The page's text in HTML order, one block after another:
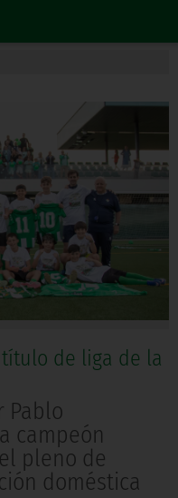
de liga de la
Pablo
campeón
pleno de
doméstica